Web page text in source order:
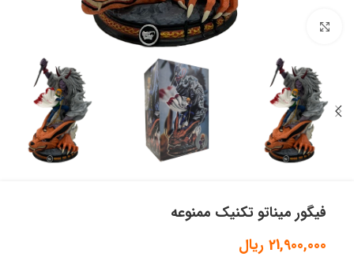
فیگور میناتو تکنیک ممنوعه
21,900,000 ریال